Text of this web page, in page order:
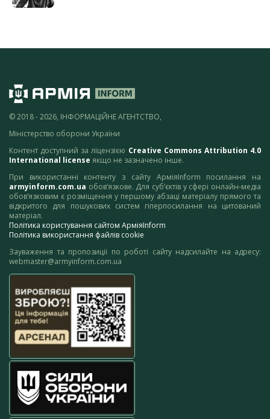
© 2018 - 2026, ІНФОРМАЦІЙНЕ АГЕНТСТВО,
Міністерство оборони України
Контент доступний за ліцензією Creative Commons Attribution 4.0
International license якщо не зазначено інше.
При використанні контенту з сайту АрміяInform посилання на
armyinform.com.ua обов’язкове. Для суб’єктів у сфері онлайн-медіа
обов’язковим є розміщення у першому абзаці матеріалу прямого та
відкритого для пошукових систем гіперпосилання на цитований
матеріал.
Політика користування сайтом АрміяInform
Політика використання файлів cookie
Зауваження та пропозиції по роботі сайту надсилайте на адресу:
webmaster@armyinform.com.ua